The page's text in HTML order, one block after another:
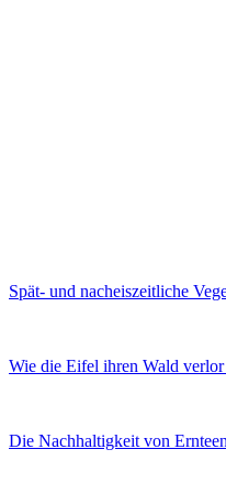
Spät- und nacheiszeitliche
Wie die Eifel ihren Wald
Die Nachhaltigkeit von